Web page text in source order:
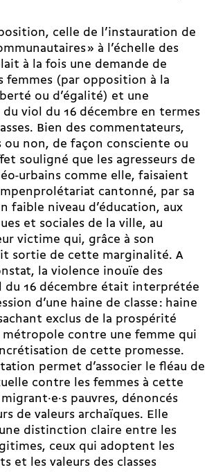
celle de l’instauration de
» à l’échelle des
à la fois une demande de
femmes (par opposition à la
ou d’égalité) et une
viol du 16 décembre en termes
Bien des commentateurs,
ou non, de façon consciente ou
souligné que les agresseurs de
urbains comme elle, faisaient
cantonné, par sa
faible niveau d’éducation, aux
et sociales de la ville, au
victime qui, grâce à son
sortie de cette marginalité. A
la violence inouïe des
du 16 décembre était interprétée
d’une haine de classe : haine
exclus de la prospérité
métropole contre une femme qui
de cette promesse.
permet d’associer le fléau de
contre les femmes à cette
pauvres, dénoncés
de valeurs archaïques. Elle
distinction claire entre les
ceux qui adoptent les
et les valeurs des classes